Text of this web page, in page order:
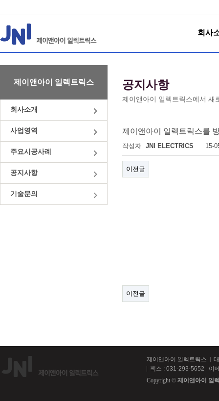
회사
제이앤아이 일렉트릭스
회사소개
사업영역
주요시공사례
공지사항
기술문의
공지사항
제이앤아이 일렉트릭스에서 새
제이앤아이 일렉트릭스를
작성자 JNI ELECTRICS 15-
이전글
이전글
제이앤아이 일렉트릭스
팩스 : 031-293-5652
이
Copyright © 제이앤아이 일